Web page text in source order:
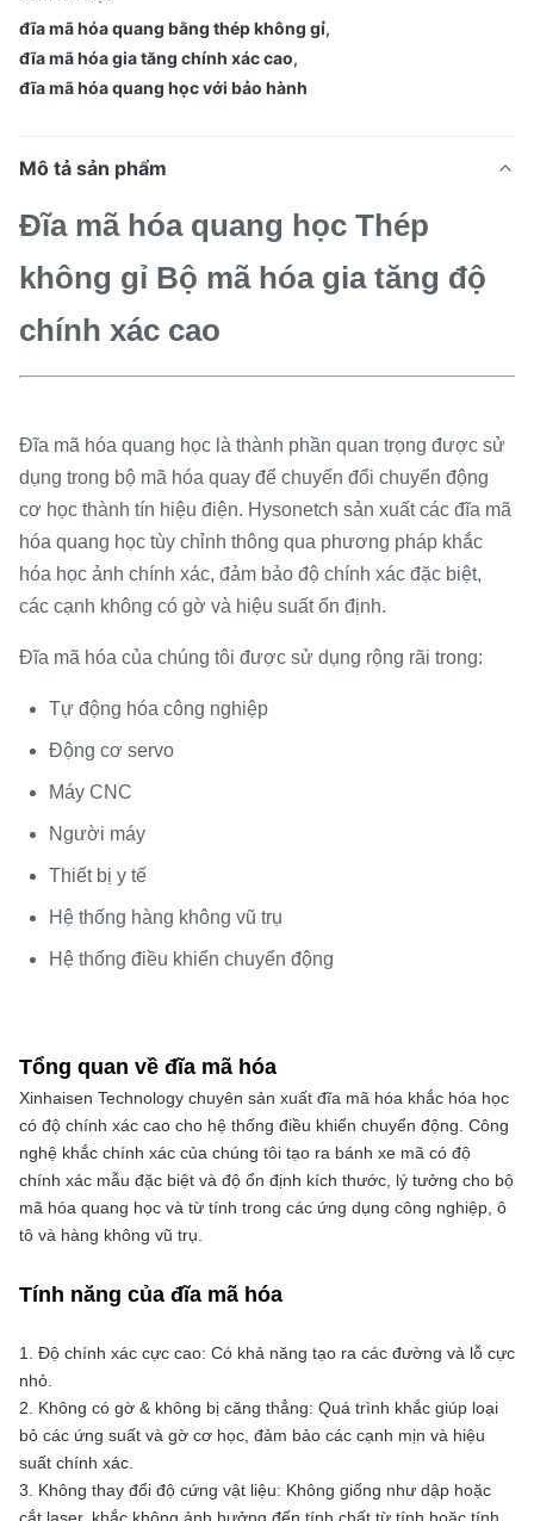
đĩa mã hóa quang bằng thép không gỉ,
đĩa mã hóa gia tăng chính xác cao,
đĩa mã hóa quang học với bảo hành
Mô tả sản phẩm
Đĩa mã hóa quang học Thép
không gỉ Bộ mã hóa gia tăng độ
chính xác cao
Đĩa mã hóa quang học là thành phần quan trọng được sử
dụng trong bộ mã hóa quay để chuyển đổi chuyển động
cơ học thành tín hiệu điện. Hysonetch sản xuất các đĩa mã
hóa quang học tùy chỉnh thông qua phương pháp khắc
hóa học ảnh chính xác, đảm bảo độ chính xác đặc biệt,
các cạnh không có gờ và hiệu suất ổn định.
Đĩa mã hóa của chúng tôi được sử dụng rộng rãi trong:
Tự động hóa công nghiệp
Động cơ servo
Máy CNC
Người máy
Thiết bị y tế
Hệ thống hàng không vũ trụ
Hệ thống điều khiển chuyển động
Tổng quan về đĩa mã hóa
Xinhaisen Technology chuyên sản xuất đĩa mã hóa khắc hóa học
có độ chính xác cao cho hệ thống điều khiển chuyển động. Công
nghệ khắc chính xác của chúng tôi tạo ra bánh xe mã có độ
chính xác mẫu đặc biệt và độ ổn định kích thước, lý tưởng cho bộ
mã hóa quang học và từ tính trong các ứng dụng công nghiệp, ô
tô và hàng không vũ trụ.
Tính năng của đĩa mã hóa
1. Độ chính xác cực cao: Có khả năng tạo ra các đường và lỗ cực
nhỏ.
2. Không có gờ & không bị căng thẳng: Quá trình khắc giúp loại
bỏ các ứng suất và gờ cơ học, đảm bảo các cạnh mịn và hiệu
suất chính xác.
3. Không thay đổi độ cứng vật liệu: Không giống như dập hoặc